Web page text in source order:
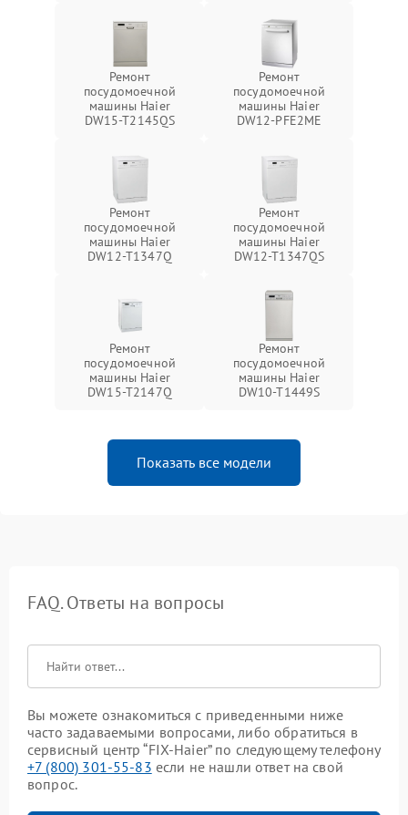
Ремонт
посудомоечной
машины Haier
DW15-T2145QS
Ремонт
посудомоечной
машины Haier
DW12-PFE2ME
Ремонт
посудомоечной
машины Haier
DW12-T1347Q
Ремонт
посудомоечной
машины Haier
DW12-T1347QS
Ремонт
посудомоечной
машины Haier
DW15-T2147Q
Ремонт
посудомоечной
машины Haier
DW10-T1449S
Показать все модели
FAQ. Ответы на вопросы
Вы можете ознакомиться с приведенными ниже
часто задаваемыми вопросами, либо обратиться в
сервисный центр “FIX-Haier” по следующему телефону
+7 (800) 301-55-83 если не нашли ответ на свой
вопрос.